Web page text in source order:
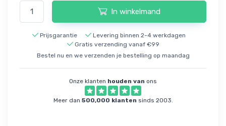
In winkelmand
Prijsgarantie
Levering binnen 2-4 werkdagen
Gratis verzending vanaf €99
Bestel nu en we verzenden je bestelling op maandag
Onze klanten houden van ons
Meer dan 500,000 klanten sinds 2003.